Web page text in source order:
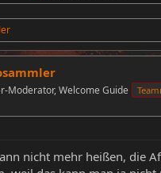
Moderator, Welcome Guide
nicht mehr heißen, die